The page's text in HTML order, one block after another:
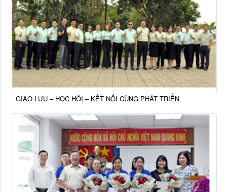
GIAO LƯU – HỌC HỎI – KẾT NỐI CÙNG PHÁT TRIỂN